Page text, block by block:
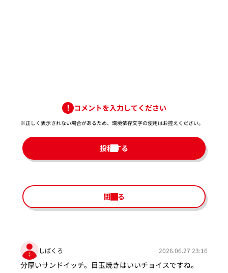
コメントを入力してください
※正しく表示されない場合があるため、環境依存文字の使用はお控えください。​
投稿する
閉じる
しばくろ 2026.06.27 23:16
分厚いサンドイッチ。目玉焼きはいいチョイスですね。